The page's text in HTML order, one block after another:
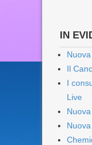
IN
Il
I
Live